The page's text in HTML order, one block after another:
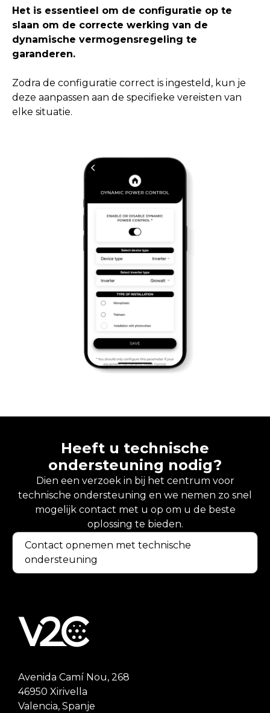
Het is essentieel om de configuratie op te
slaan om de correcte werking van de
dynamische vermogensregeling te
garanderen.
Zodra de configuratie correct is ingesteld, kun je
deze aanpassen aan de specifieke vereisten van
elke situatie.
Heeft u technische
ondersteuning nodig?
Dien een verzoek in bij het centrum voor
technische ondersteuning en we nemen zo snel
mogelijk contact met u op om u de beste
oplossing te bieden.
Contact opnemen met technische
ondersteuning
Avenida Camí Nou, 268
46950 Xirivella
Valencia, Spanje